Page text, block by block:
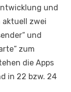
und
aktuell zwei
und
zum
die Apps
in 22 bzw. 24